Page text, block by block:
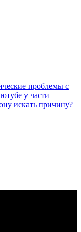
проблемы с
у части
искать причину?